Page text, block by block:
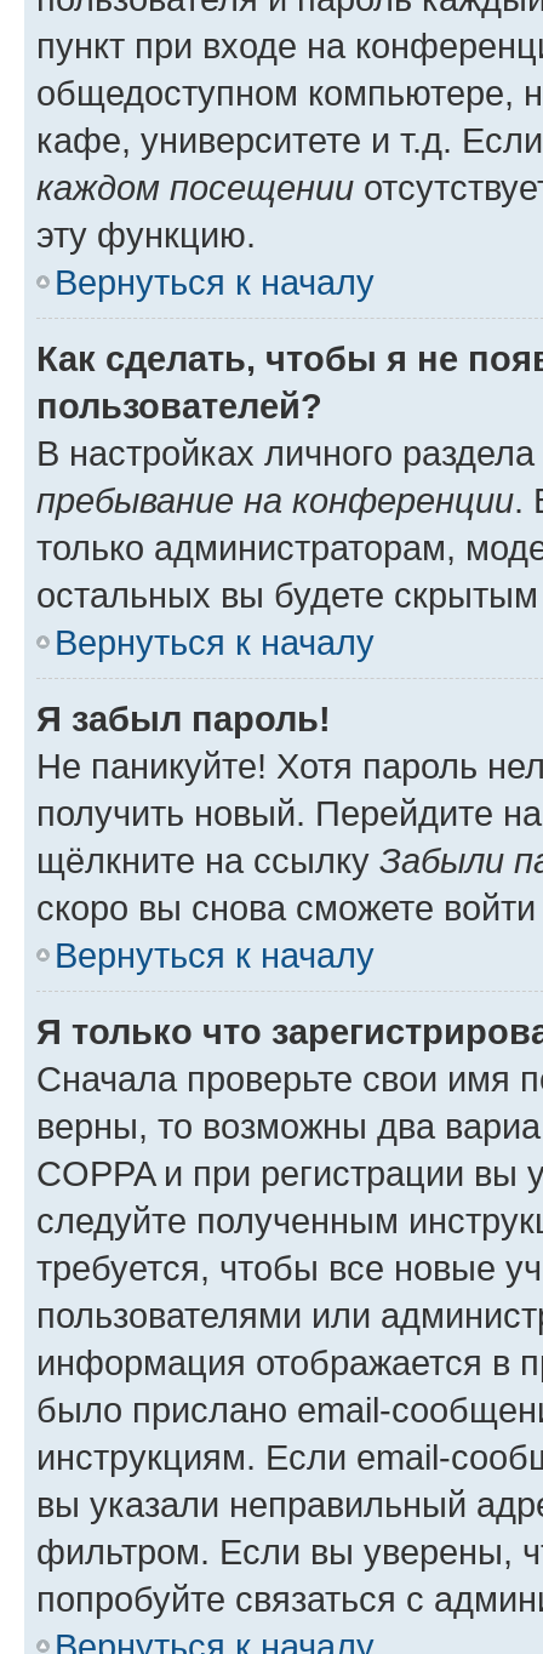
пункт при входе на
общедоступном компьютере,
кафе, университете и т.д.
каждом посещении
эту функцию.
Вернуться к началу
Как сделать, чтобы я не
пользователей?
В настройках личного
пребывание на конференции.
только администраторам,
остальных вы будете
Вернуться к началу
Я забыл пароль!
Не паникуйте! Хотя пароль
получить новый. Перейдите
щёлкните на ссылку Забыли
скоро вы снова сможете
Вернуться к началу
Я только что
Сначала проверьте свои имя
верны, то возможны два
COPPA и при регистрации вы
следуйте полученным
требуется, чтобы все новые
пользователями или
информация отображается в
было прислано email-
инструкциям. Если email-
вы указали неправильный
фильтром. Если вы уверены,
попробуйте связаться с
Вернуться к началу